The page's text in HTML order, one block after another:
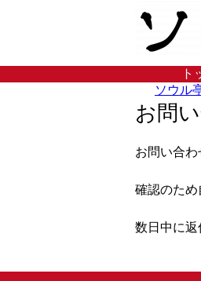
ト
ソウル
お問
お問い合わ
確認のため
数日中に返